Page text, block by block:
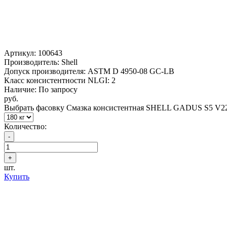
Артикул: 100643
Производитель: Shell
Допуск производителя: ASTM D 4950-08 GC-LB
Класс консистентности NLGI: 2
Наличие: По запросу
руб.
Выбрать фасовку Смазка консистентная SHELL GADUS S5
Количество:
шт.
Купить